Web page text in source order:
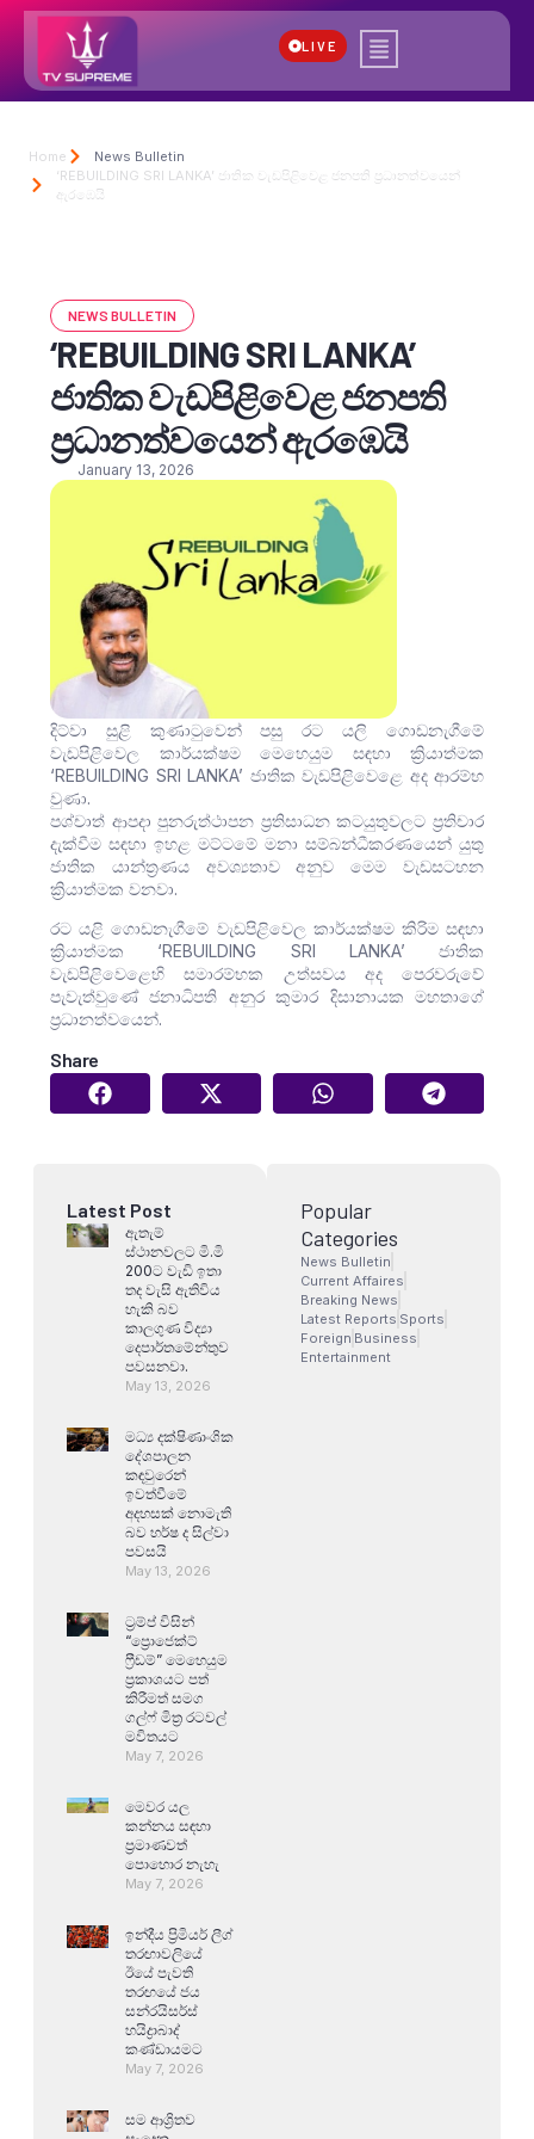
LIVE
Home
News Bulletin
‘REBUILDING SRI LANKA’ ජාතික වැඩපිළිවෙළ ජනපති ප්‍රධානත්වයෙන්
ඇරඹෙයි
NEWS BULLETIN
‘REBUILDING SRI LANKA’
ජාතික වැඩපිළිවෙළ ජනපති
ප්‍රධානත්වයෙන් ඇරඹෙයි
January 13, 2026
දිට්වා සුළි කුණාටුවෙන් පසු රට යලි ගොඩනැගීමේ
වැඩපිළිවෙල කාර්යක්ෂම මෙහෙයුම සඳහා ක්‍රියාත්මක
‘REBUILDING SRI LANKA’ ජාතික වැඩපිළිවෙළෙ අද ආරම්භ
වුණා.
පශ්චාත් ආපදා පුනරුත්ථාපන ප්‍රතිසාධන කටයුතුවලට ප්‍රතිචාර
දැක්වීම සඳහා ඉහළ මට්ටමේ මනා සම්බන්ධීකරණයෙන් යුතු
ජාතික යාන්ත්‍රණය අවශ්‍යතාව අනුව මෙම වැඩසටහන
ක්‍රියාත්මක වනවා.
රට යළි ගොඩනැගීමේ ‍වැඩපිළිවෙල කාර්යක්ෂම කිරිම සඳහා
ක්‍රියාත්මක ‘REBUILDING SRI LANKA’ ජාතික
වැඩපිළිවෙළෙහි සමාරම්භක උත්සවය අද පෙරවරුවේ
පැවැත්වුණේ ජනාධිපති අනුර කුමාර දිසානායක මහතාගේ
ප්‍රධානත්වයෙන්.
Share
Latest Post
ඇතැම්
ස්ථානවලට මි.මි
200ට වැඩි ඉතා
තද වැසි ඇතිවිය
හැකි බව
කාලගුණ විද්‍යා
දෙපාර්තමේන්තුව
පවසනවා.
May 13, 2026
මධ්‍ය දක්ෂිණාංශික
දේශපාලන
කඳවුරෙන්
ඉවත්වීමේ
අදහසක් නොමැති
බව හර්ෂ ද සිල්වා
පවසයි
May 13, 2026
ට්‍රම්ප් විසින්
“ප්‍රොජෙක්ට්
ෆ්‍රීඩම්” මෙහෙයුම
ප්‍රකාශයට පත්
කිරීමත් සමග
ගල්ෆ් මිත්‍ර රටවල්
මවිතයට
May 7, 2026
මෙවර යල
කන්නය සඳහා
ප්‍රමාණවත්
පොහොර නැහැ
May 7, 2026
ඉන්දීය ප්‍රිමියර් ලීග්
තරඟාවලියේ
ඊයේ පැවති
තරඟයේ ජය
සන්රයිසර්ස්
හයිද්‍රාබාද්
කණ්ඩායමට
May 7, 2026
සම ආශ්‍රිතව
Popular
Categories
News Bulletin
Current Affaires
Breaking News
Latest Reports Sports
Foreign Business
Entertainment